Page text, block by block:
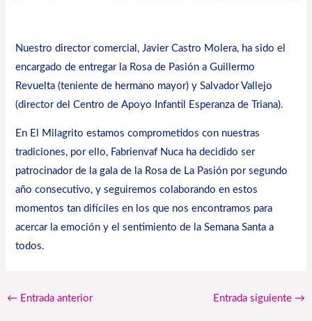
Nuestro director comercial, Javier Castro Molera, ha sido el
encargado de entregar la Rosa de Pasión a Guillermo
Revuelta (teniente de hermano mayor) y Salvador Vallejo
(director del Centro de Apoyo Infantil Esperanza de Triana).
En El Milagrito estamos comprometidos con nuestras
tradiciones, por ello, Fabrienvaf Nuca ha decidido ser
patrocinador de la gala de la Rosa de La Pasión por segundo
año consecutivo, y seguiremos colaborando en estos
momentos tan difíciles en los que nos encontramos para
acercar la emoción y el sentimiento de la Semana Santa a
todos.
← Entrada anterior Entrada siguiente →